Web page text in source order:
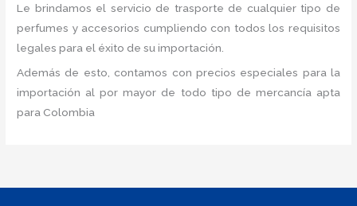
Le brindamos el servicio de trasporte de cualquier tipo de
perfumes y accesorios cumpliendo con todos los requisitos
legales para el éxito de su importación.
Además de esto, contamos con precios especiales para la
importación al por mayor de todo tipo de mercancía apta
para Colombia